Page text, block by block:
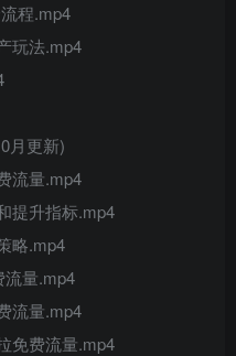
程.mp4
玩法.mp4
月更新)
流量.mp4
提升指标.mp4
略.mp4
流量.mp4
流量.mp4
免费流量.mp4